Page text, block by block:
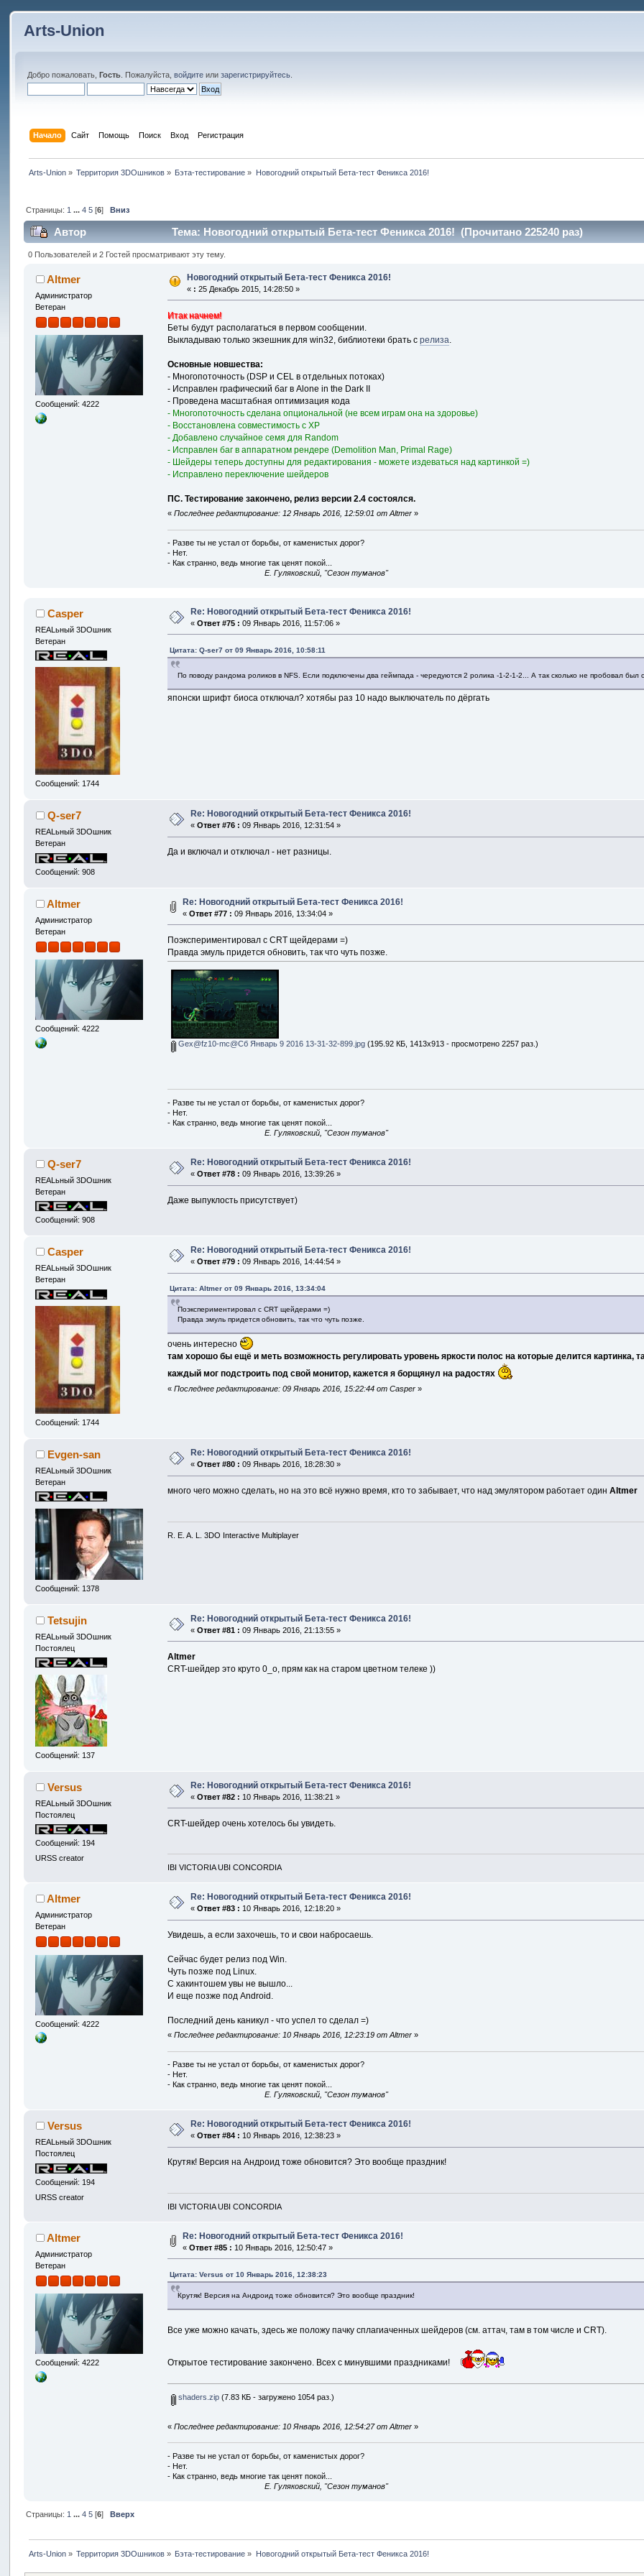
Arts-Union
Добро пожаловать,Гость . Пожалуйста,войдите илизарегистрируйтесь
Начало Сайт Помощь Поиск Вход Регистрация
Arts-Union» Территория 3DOшников » Бэта-тестирование » Новогодний открытый Бета-тест Феникса 2016!
Страницы: 1 ... 4 5[6] Вниз
Автор Тема: Новогодний открытый Бета-тест Феникса 2016! (Прочитано 225240 раз)
0 Пользователей и 2 Гостей просматривают эту тему.
Altmer
Администратор
Ветеран
Сообщений: 4222
Новогодний открытый Бета-тест Феникса 2016!
« : 25 Декабрь 2015, 14:28:50 »
Итак начнем!
Беты будут располагаться в первом сообщении.
Выкладываю только экзешник для win32, библиотеки брать срелиза.
Основные новшества:
- Многопоточность (DSP и CEL в отдельных потоках)
- Исправлен графический баг в Alone in the Dark II
- Проведена масштабная оптимизация кода
- Многопоточность сделана опциональной (не всем играм она на здоровье)
- Восстановлена совместимость с ХР
- Добавлено случайное семя для Random
- Исправлен баг в аппаратном рендере (Demolition Man, Primal Rage)
- Шейдеры теперь доступны для редактирования - можете издеваться над картинкой =)
- Исправлено переключение шейдеров
ПС. Тестирование закончено, релиз версии 2.4 состоялся.
«Последнее редактирование: 12 Январь 2016, 12:59:01 от Altmer »
- Разве ты не устал от борьбы, от каменистых дорог?
- Нет.
- Как странно, ведь многие так ценят покой...
E. Гуляковский, "Сезон туманов"
Casper
REALьный 3DOшник
Ветеран
Сообщений: 1744
Re: Новогодний открытый Бета-тест Феникса 2016!
«Ответ #75 : 09 Январь 2016, 11:57:06 »
Цитата: Q-ser7 от 09 Январь 2016, 10:58:11
По поводу рандома роликов в NFS. Если подключены два геймпада - чередуются 2 ролика -1-2-1-2... А так сколько не пробовал был
японски шрифт биоса отключал? хотябы раз 10 надо выключатель по дёргать
Q-ser7
REALьный 3DOшник
Ветеран
Сообщений: 908
Re: Новогодний открытый Бета-тест Феникса 2016!
«Ответ #76 : 09 Январь 2016, 12:31:54 »
Да и включал и отключал - нет разницы.
Altmer
Администратор
Ветеран
Сообщений: 4222
Re: Новогодний открытый Бета-тест Феникса 2016!
«Ответ #77 : 09 Январь 2016, 13:34:04 »
Поэкспериментировал с CRT щейдерами =)
Правда эмуль придется обновить, так что чуть позже.
Gex@fz10-mc@Сб Январь 9 2016 13-31-32-899.jpg (195.92 КБ, 1413x913 - просмотрено 2257 раз.)
- Разве ты не устал от борьбы, от каменистых дорог?
- Нет.
- Как странно, ведь многие так ценят покой...
E. Гуляковский, "Сезон туманов"
Q-ser7
REALьный 3DOшник
Ветеран
Сообщений: 908
Re: Новогодний открытый Бета-тест Феникса 2016!
«Ответ #78 : 09 Январь 2016, 13:39:26 »
Даже выпуклость присутствует)
Casper
REALьный 3DOшник
Ветеран
Сообщений: 1744
Re: Новогодний открытый Бета-тест Феникса 2016!
«Ответ #79 : 09 Январь 2016, 14:44:54 »
Цитата: Altmer от 09 Январь 2016, 13:34:04
Поэкспериментировал с CRT щейдерами =)
Правда эмуль придется обновить, так что чуть позже.
очень интересно
там хорошо бы ещё и меть возможность регулировать уровень яркости полос на которые делится картинка,
каждый мог подстроить под свой монитор, кажется я борщянул на радостях
«Последнее редактирование: 09 Январь 2016, 15:22:44 от Casper »
Evgen-san
REALьный 3DOшник
Ветеран
Сообщений: 1378
Re: Новогодний открытый Бета-тест Феникса 2016!
«Ответ #80 : 09 Январь 2016, 18:28:30 »
много чего можно сделать, но на это всё нужно время, кто то забывает, что над эмулятором работает одинAltmer
R. E. A. L. 3DO Interactive Multiplayer
Tetsujin
REALьный 3DOшник
Постоялец
Сообщений: 137
Re: Новогодний открытый Бета-тест Феникса 2016!
«Ответ #81 : 09 Январь 2016, 21:13:55 »
Altmer
CRT-шейдер это круто 0_о, прям как на старом цветном телеке ))
Versus
REALьный 3DOшник
Постоялец
Сообщений: 194
URSS creator
Re: Новогодний открытый Бета-тест Феникса 2016!
«Ответ #82 : 10 Январь 2016, 11:38:21 »
CRT-шейдер очень хотелось бы увидеть.
IBI VICTORIA UBI CONCORDIA
Altmer
Администратор
Ветеран
Сообщений: 4222
Re: Новогодний открытый Бета-тест Феникса 2016!
«Ответ #83 : 10 Январь 2016, 12:18:20 »
Увидешь, а если захочешь, то и свои набросаешь.
Сейчас будет релиз под Win.
Чуть позже под Linux.
С хакинтошем увы не вышло...
И еще позже под Android.
Последний день каникул - что успел то сделал =)
«Последнее редактирование: 10 Январь 2016, 12:23:19 от Altmer »
- Разве ты не устал от борьбы, от каменистых дорог?
- Нет.
- Как странно, ведь многие так ценят покой...
E. Гуляковский, "Сезон туманов"
Versus
REALьный 3DOшник
Постоялец
Сообщений: 194
URSS creator
Re: Новогодний открытый Бета-тест Феникса 2016!
«Ответ #84 : 10 Январь 2016, 12:38:23 »
Крутяк! Версия на Андроид тоже обновится? Это вообще праздник!
IBI VICTORIA UBI CONCORDIA
Altmer
Администратор
Ветеран
Сообщений: 4222
Re: Новогодний открытый Бета-тест Феникса 2016!
«Ответ #85 : 10 Январь 2016, 12:50:47 »
Цитата: Versus от 10 Январь 2016, 12:38:23
Крутяк! Версия на Андроид тоже обновится? Это вообще праздник!
Все уже можно качать, здесь же положу пачку сплагиаченных шейдеров (см. аттач, там в том числе и CRT).
Открытое тестирование закончено. Всех с минувшими праздниками!
shaders.zip (7.83 КБ - загружено 1054 раз.)
«Последнее редактирование: 10 Январь 2016, 12:54:27 от Altmer »
- Разве ты не устал от борьбы, от каменистых дорог?
- Нет.
- Как странно, ведь многие так ценят покой...
E. Гуляковский, "Сезон туманов"
Страницы: 1 ... 4 5[6] Вверх
Arts-Union» Территория 3DOшников » Бэта-тестирование » Новогодний открытый Бета-тест Феникса 2016!